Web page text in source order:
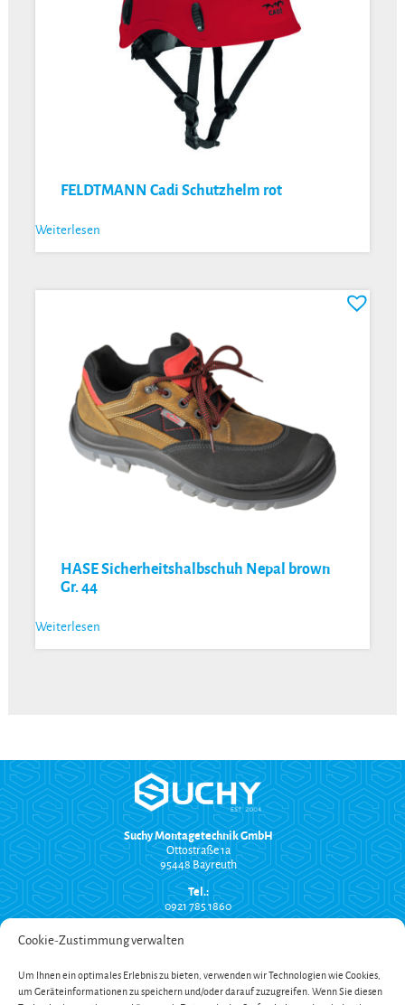
Cookie-Zustimmung verwalten
Um Ihnen ein optimales Erlebnis zu bieten, verwenden wir Technologien wie Cookies,
um Geräteinformationen zu speichern und/oder darauf zuzugreifen. Wenn Sie diesen
FELDTMANN Cadi Schutzhelm rot
Weiterlesen
HASE Sicherheitshalbschuh Nepal brown
Gr. 44
Weiterlesen
Suchy Montagetechnik GmbH
Ottostraße 1a
95448 Bayreuth
Tel.:
0921 785 1860
info@suchy-montagetechnik.de
Versand und Zahlung
AGB